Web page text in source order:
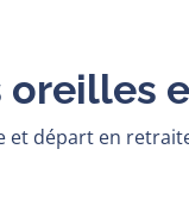
oreilles
et départ en